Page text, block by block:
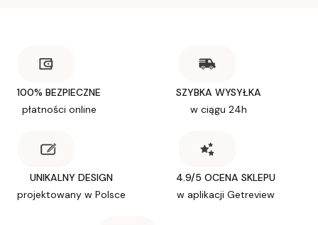
100% BEZPIECZNE
płatności online
SZYBKA WYSYŁKA
w ciągu 24h
UNIKALNY DESIGN
projektowany w Polsce
4.9/5 OCENA SKLEPU
w aplikacji Getreview